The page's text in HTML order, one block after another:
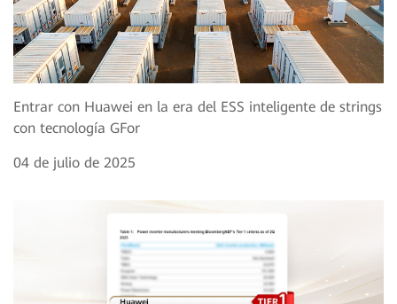
Entrar con Huawei en la era del ESS inteligente de strings
con tecnología GFor
04 de julio de 2025